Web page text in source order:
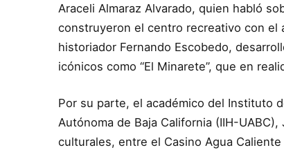
Araceli Almaraz Alvarado, quien habló
construyeron el centro recreativo con el
historiador Fernando Escobedo,
icónicos como “El Minarete”, que en
Por su parte, el académico del Instituto
Autónoma de Baja California (IIH-
culturales, entre el Casino Agua